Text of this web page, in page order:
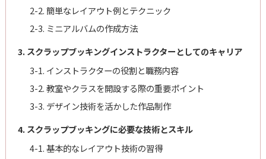
2-2. 簡単なレイアウト例とテクニック
2-3. ミニアルバムの作成方法
3. スクラップブッキングインストラクターとしてのキャリア
3-1. インストラクターの役割と職務内容
3-2. 教室やクラスを開設する際の重要ポイント
3-3. デザイン技術を活かした作品制作
4. スクラップブッキングに必要な技術とスキル
4-1. 基本的なレイアウト技術の習得